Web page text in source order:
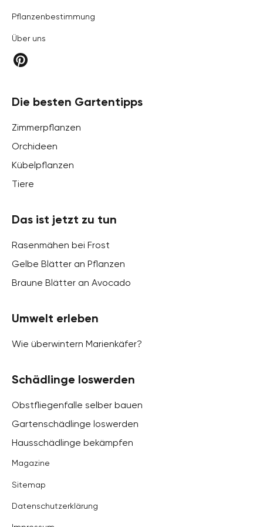
Pflanzenbestimmung
Über uns
Die besten Gartentipps
Zimmerpflanzen
Orchideen
Kübelpflanzen
Tiere
Das ist jetzt zu tun
Rasenmähen bei Frost
Gelbe Blätter an Pflanzen
Braune Blätter an Avocado
Umwelt erleben
Wie überwintern Marienkäfer?
Schädlinge loswerden
Obstfliegenfalle selber bauen
Gartenschädlinge loswerden
Hausschädlinge bekämpfen
Magazine
Sitemap
Datenschutzerklärung